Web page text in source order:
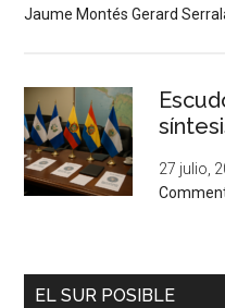
Jaume Montés Gerard
27 julio,
EL SUR POSIBLE